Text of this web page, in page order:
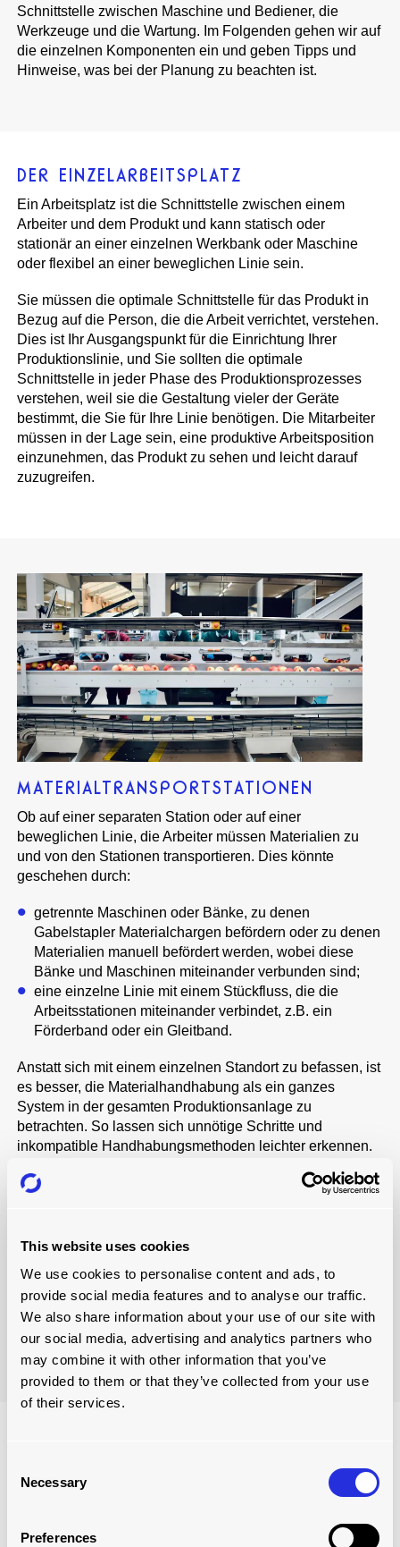
This website uses cookies
We use cookies to personalise content and ads, to
provide social media features and to analyse our traffic.
We also share information about your use of our site with
our social media, advertising and analytics partners who
may combine it with other information that you’ve
provided to them or that they’ve collected from your use
of their services.
Selection
Necessary
Preferences
Schnittstelle zwischen Maschine und Bediener, die
Werkzeuge und die Wartung. Im Folgenden gehen wir auf
die einzelnen Komponenten ein und geben Tipps und
Hinweise, was bei der Planung zu beachten ist.
DER EINZELARBEITSPLATZ
Ein Arbeitsplatz ist die Schnittstelle zwischen einem
Arbeiter und dem Produkt und kann statisch oder
stationär an einer einzelnen Werkbank oder Maschine
oder flexibel an einer beweglichen Linie sein.
Sie müssen die optimale Schnittstelle für das Produkt in
Bezug auf die Person, die die Arbeit verrichtet, verstehen.
Dies ist Ihr Ausgangspunkt für die Einrichtung Ihrer
Produktionslinie, und Sie sollten die optimale
Schnittstelle in jeder Phase des Produktionsprozesses
verstehen, weil sie die Gestaltung vieler der Geräte
bestimmt, die Sie für Ihre Linie benötigen. Die Mitarbeiter
müssen in der Lage sein, eine produktive Arbeitsposition
einzunehmen, das Produkt zu sehen und leicht darauf
zuzugreifen.
MATERIALTRANSPORTSTATIONEN
Ob auf einer separaten Station oder auf einer
beweglichen Linie, die Arbeiter müssen Materialien zu
und von den Stationen transportieren. Dies könnte
geschehen durch:
getrennte Maschinen oder Bänke, zu denen
Gabelstapler Materialchargen befördern oder zu denen
Materialien manuell befördert werden, wobei diese
Bänke und Maschinen miteinander verbunden sind;
eine einzelne Linie mit einem Stückfluss, die die
Arbeitsstationen miteinander verbindet, z.B. ein
Förderband oder ein Gleitband.
Anstatt sich mit einem einzelnen Standort zu befassen, ist
es besser, die Materialhandhabung als ein ganzes
System in der gesamten Produktionsanlage zu
betrachten. So lassen sich unnötige Schritte und
inkompatible Handhabungsmethoden leichter erkennen.
An vielen Orten werden Maschinen für die Handhabung
Anlieferung der Gegenstände an den Verwendungsort.
müssen die Gegenstände auf die richtige Höhe gehoben
oder für die Verwendung richtig ausgerichtet werden. Die
Folgen? Weniger Effizienz und das Risiko von Rücken-
und anderen Verletzungen.
Eine handbetriebene Maschine ist eine besondere Art
da die Größe und die Funktion einer Maschine